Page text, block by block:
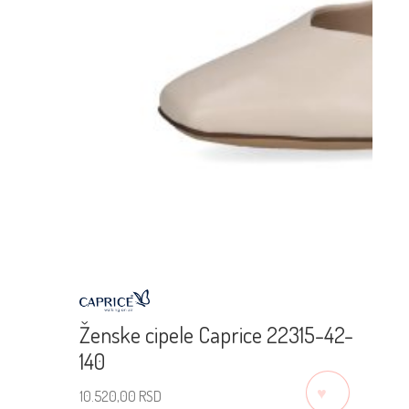
Ženske cipele Caprice 22315-42-
140
10.520,00 RSD